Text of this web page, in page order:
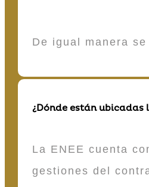
De igual manera
¿Dónde están ubicadas
La ENEE cuenta
gestiones del